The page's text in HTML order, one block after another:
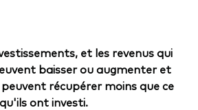
et les revenus qui
baisser ou augmenter et
récupérer moins que ce
qu'ils ont investi.